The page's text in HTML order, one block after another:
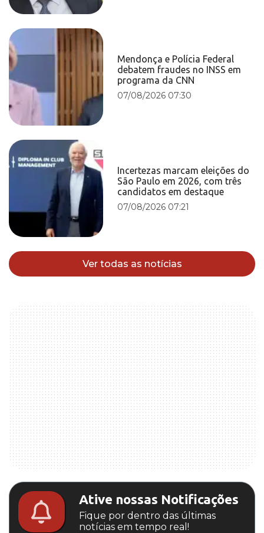
Mendonça e Polícia Federal
debatem fraudes no INSS em
programa da CNN
07/08/2026 07:30
Incertezas marcam eleições do
São Paulo em 2026, com três
candidatos em destaque
07/08/2026 07:21
Ver todas as notícias
Ative nossas Notificações
Fique por dentro das últimas
notícias em tempo real!